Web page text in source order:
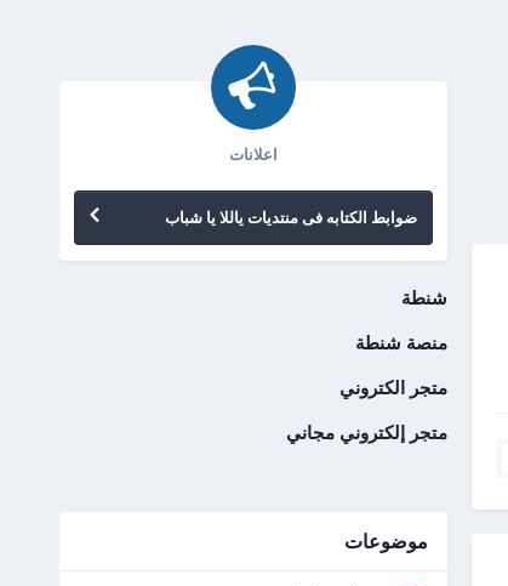
اعلانات
ضوابط الكتابه فى منتديات ياللا يا شباب
شنطة
منصة شنطة
متجر الكتروني
متجر إلكتروني مجاني
موضوعات